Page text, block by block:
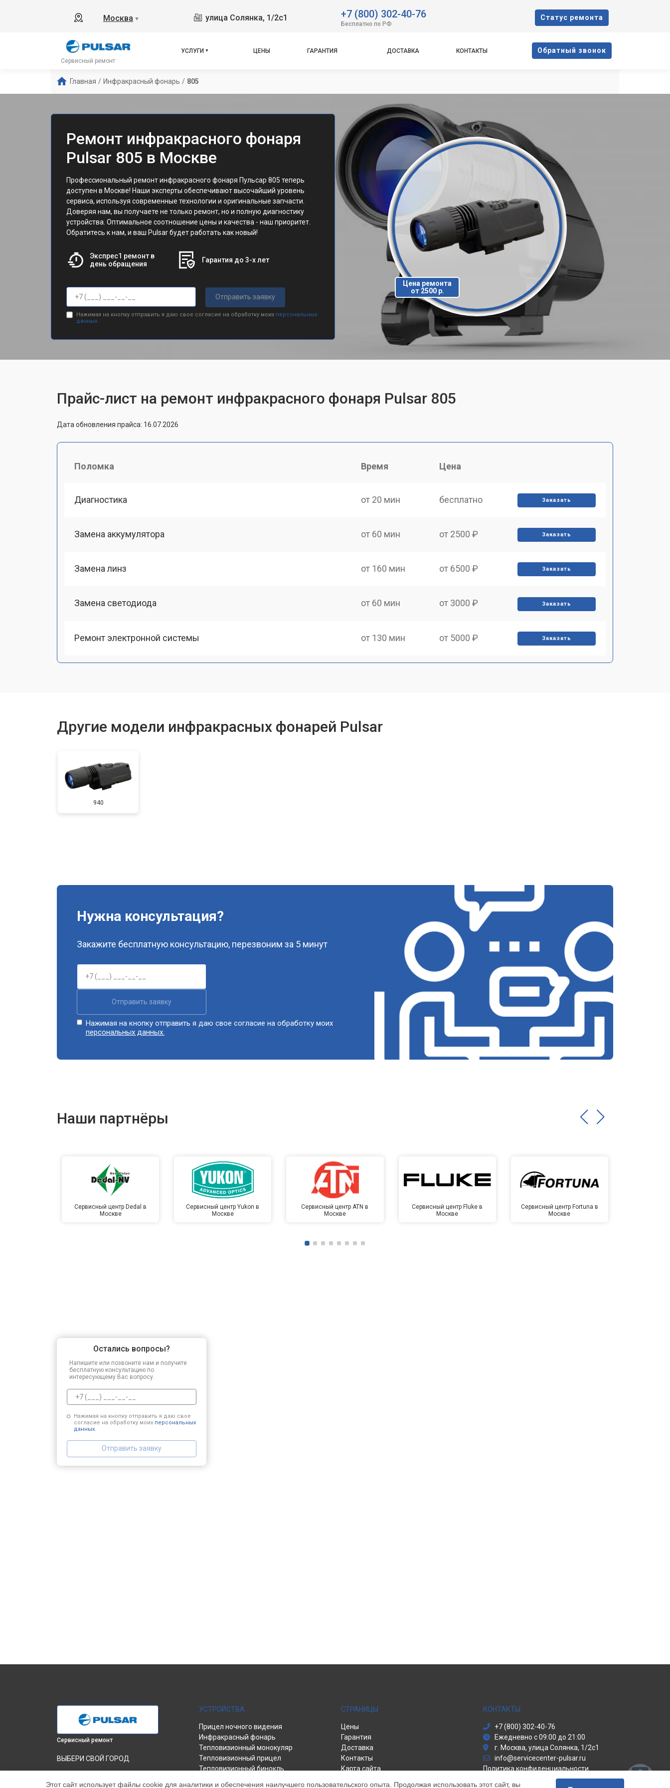
Москва ▼ улица Солянка, 1/2с1 +7 (800) 302-40-76
Бесплатно по РФ
Cтатус ремонта
Сервисный ремонт
УСЛУГИ ЦЕНЫ ГАРАНТИЯ ДОСТАВКА КОНТАКТЫ Oбратный звонок
Главная / Инфракрасный фонарь / 805
Ремонт инфракрасного фонаря
Pulsar 805 в Москве
Профессиональный ремонт инфракрасного фонаря Пульсар 805 теперь
доступен в Москве! Наши эксперты обеспечивают высочайший уровень
сервиса, используя современные технологии и оригинальные запчасти.
Доверяя нам, вы получаете не только ремонт, но и полную диагностику
устройства. Оптимальное соотношение цены и качества - наш приоритет.
Обратитесь к нам, и ваш Pulsar будет работать как новый!
Экспрес1 ремонт в
день обращения
Гарантия до 3-х лет
Отправить заявку
Нажимая на кнопку отправить я даю свое согласие на обработку моих персональных
данных.
Цена ремонта
от 2500 р.
Прайс-лист на ремонт инфракрасного фонаря Pulsar 805
Дата обновления прайса: 16.07.2026
Поломка Время Цена
Диагностика от 20 мин бесплатно Заказать
Замена аккумулятора от 60 мин от 2500 ₽ Заказать
Замена линз от 160 мин от 6500 ₽ Заказать
Замена светодиода от 60 мин от 3000 ₽ Заказать
Ремонт электронной системы от 130 мин от 5000 ₽ Заказать
Другие модели инфракрасных фонарей Pulsar
940
Нужна консультация?
Закажите бесплатную консультацию, перезвоним за 5 минут
Отправить заявку
Нажимая на кнопку отправить я даю свое согласие на обработку моих
персональных данных.
Наши партнёры
Сервисный центр Dedal в
Москве
Сервисный центр Yukon в
Москве
Сервисный центр ATN в
Москве
Сервисный центр Fluke в
Москве
Сервисный центр Fortuna в
Москве
Остались вопросы?
Напишите или позвоните нам и получите
бесплатную консультацию по
интересующему Вас вопросу.
Нажимая на кнопку отправить я даю свое
согласие на обработку моих персональных
данных.
Отправить заявку
Сервисный ремонт
ВЫБЕРИ СВОЙ ГОРОД
Pulsar вКраснодаре
УСТРОЙСТВА
Прицел ночного видения
Инфракрасный фонарь
Тепловизионный монокуляр
Тепловизионный прицел
Тепловизионный бинокль
СТРАНИЦЫ
Цены
Гарантия
Доставка
Контакты
Карта сайта
КОНТАКТЫ
+7 (800) 302-40-76
Ежедневно с 09:00 до 21:00
г. Москва, улица Солянка, 1/2с1
info@servicecenter-pulsar.ru
Политика конфиденциальности
Этот сайт использует файлы cookie для аналитики и обеспечения наилучшего пользовательского опыта. Продолжая использовать этот сайт, вы